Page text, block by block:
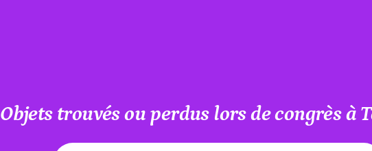
Objets trouvés ou perdus lors de congrès à